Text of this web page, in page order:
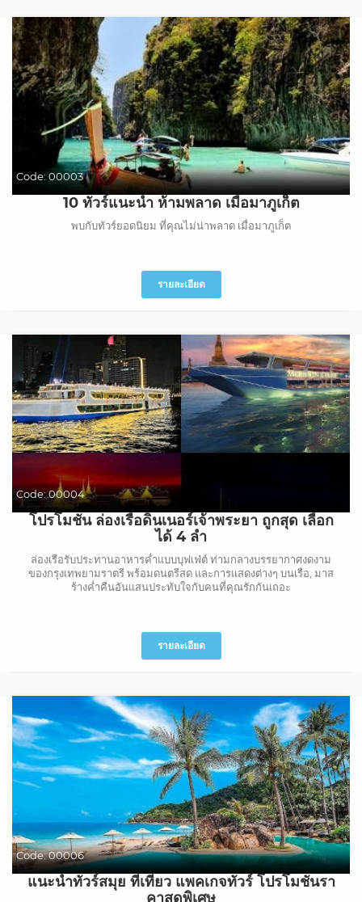
Code: 00003
10 ทัวร์แนะนำ ห้ามพลาด เมื่อมาภูเก็ต
พบกับทัวร์ยอดนิยม ที่คุณไม่น่าพลาด เมื่อมาภูเก็ต
รายละเอียด
Code:00004
โปรโมชั่น ล่องเรือดินเนอร์เจ้าพระยา ถูกสุด เลือก
ได้ 4 ลำ
ล่องเรือรับประทานอาหารค่ำแบบบุฟเฟ่ต์ ท่ามกลางบรรยากาศงดงาม
ของกรุงเทพยามราตรี พร้อมดนตรีสด และการแสดงต่างๆ บนเรือ, มาส
ร้างค่ำคืนอันแสนประทับใจกับคนที่คุณรักกันเถอะ
รายละเอียด
Code:00006
แนะนำทัวร์สมุย ที่เที่ยว แพคเกจทัวร์ โปรโมชั่นรา
คาสุดพิเศษ